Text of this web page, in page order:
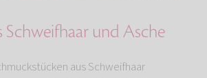
Schweifhaar und Asche
aus Schweifhaar